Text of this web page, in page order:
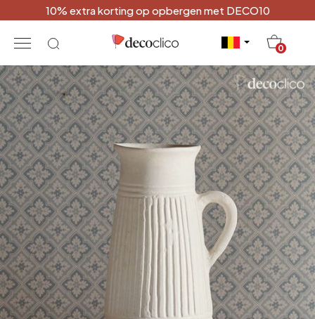
10% extra korting op opbergen met DECO10
0